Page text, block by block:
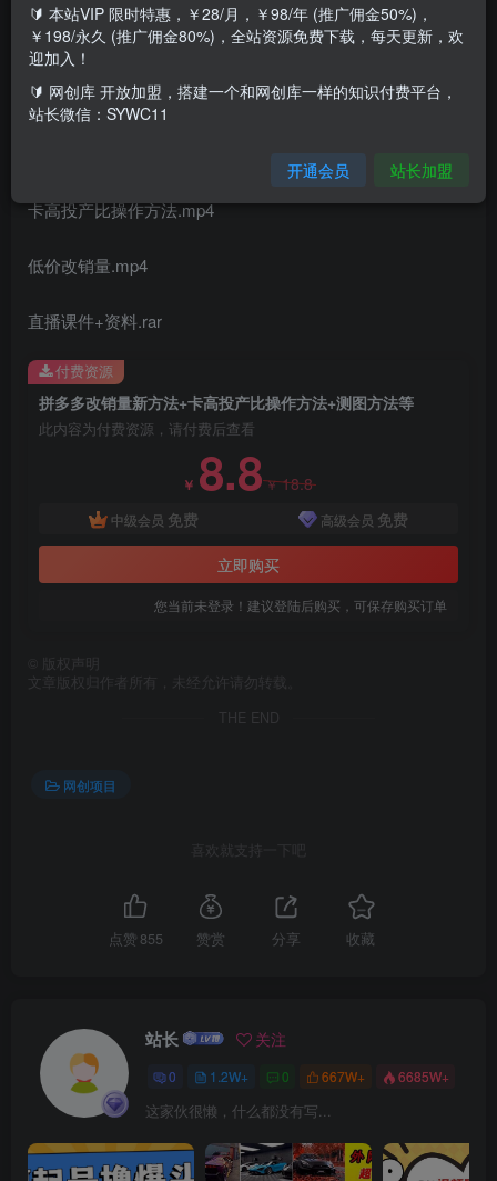
话不多说内含内容自己看
课程内容：
卡高投产比操作方法.mp4
低价改销量.mp4
直播课件+资料.rar
拼多多改销量新方法+卡高投产比操作方法+测图方法等
此内容为付费资源，请付费后查看
￥ 8.8￥18.8
中级会员 免费 高级会员 免费
立即购买
您当前未登录！建议登陆后购买，可保存购买订单
付费资源
版权声明
文章版权归作者所有，未经允许请勿转载。
THE END
网创项目
喜欢就支持一下吧
点赞 855 赞赏 分享 收藏
站长 关注
0 1.2W+ 0 667W+ 6685W+
这家伙很懒，什么都没有写...
🔰 本站VIP 限时特惠，￥28/月，￥98/年 (推广佣金50%)，
￥198/永久 (推广佣金80%)，全站资源免费下载，每天更新，欢
迎加入！
🔰 网创库 开放加盟，搭建一个和网创库一样的知识付费平台，
站长微信：SYWC11
开通会员 站长加盟